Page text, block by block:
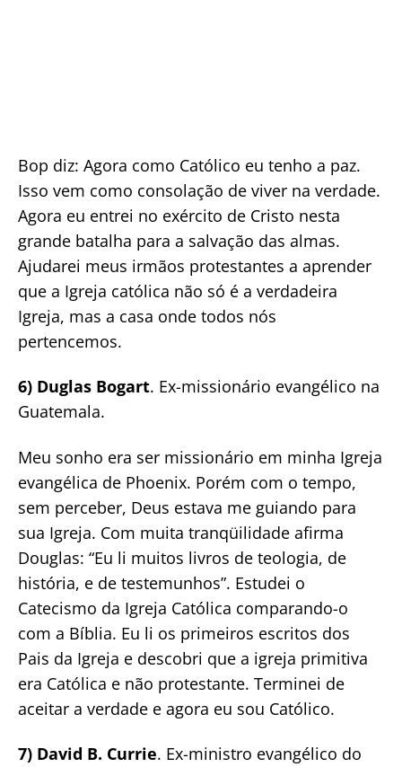
Bop diz: Agora como Católico eu tenho a paz.
Isso vem como consolação de viver na verdade.
Agora eu entrei no exército de Cristo nesta
grande batalha para a salvação das almas.
Ajudarei meus irmãos protestantes a aprender
que a Igreja católica não só é a verdadeira
Igreja, mas a casa onde todos nós
pertencemos.
6) Duglas Bogart. Ex-missionário evangélico na
Guatemala.
Meu sonho era ser missionário em minha Igreja
evangélica de Phoenix. Porém com o tempo,
sem perceber, Deus estava me guiando para
sua Igreja. Com muita tranqüilidade afirma
Douglas: “Eu li muitos livros de teologia, de
história, e de testemunhos”. Estudei o
Catecismo da Igreja Católica comparando-o
com a Bíblia. Eu li os primeiros escritos dos
Pais da Igreja e descobri que a igreja primitiva
era Católica e não protestante. Terminei de
aceitar a verdade e agora eu sou Católico.
7) David B. Currie. Ex-ministro evangélico do